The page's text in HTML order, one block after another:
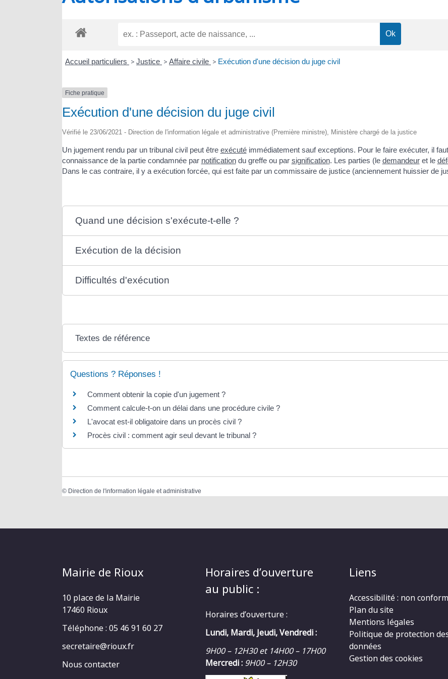
Accueil particuliers > Justice > Affaire civile > Exécution d'une décision du juge civil
Fiche pratique
Exécution d'une décision du juge civil
Vérifié le 23/06/2021 - Direction de l'information légale et administrative (Première ministre), Ministère chargé de la justice
Un jugement rendu par un tribunal civil peut être exécutéimmédiatement sauf exceptions. Pour le faire exécuter, il
connaissance de la partie condamnée par notificationdu greffe ou par signification. Les parties (le demandeuret le
Dans le cas contraire, il y a exécution forcée, qui est faite par un commissaire de justice (anciennement huissier de
Quand une décision s'exécute-t-elle ?
Exécution de la décision
Difficultés d'exécution
Textes de référence
Questions ? Réponses !
Comment obtenir la copie d'un jugement ?
Comment calcule-t-on un délai dans une procédure civile ?
L'avocat est-il obligatoire dans un procès civil ?
Procès civil : comment agir seul devant le tribunal ?
© Direction de l'information légale et administrative
Mairie de Rioux
10 place de la Mairie
17460 Rioux
Téléphone : 05 46 91 60 27
secretaire@rioux.fr
Nous contacter
Horaires d’ouverture
au public :
Horaires d’ouverture :
Lundi, Mardi, Jeudi, Vendredi :
9H00 – 12H30 et 14H00 – 17H00
Mercredi : 9H00 – 12H30
Liens
Accessibilité : non
Plan du site
Mentions légales
Politique de protection
données
Gestion des cookies